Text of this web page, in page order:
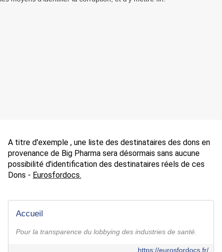
A titre d'exemple , une liste des destinataires des dons en
provenance de Big Pharma sera désormais sans aucune
possibilité d'identification des destinataires réels de ces
Dons - Eurosfordocs.
Accueil
Pour la transparence du lobbying des industries de santé.
https://eurosfordocs.fr/